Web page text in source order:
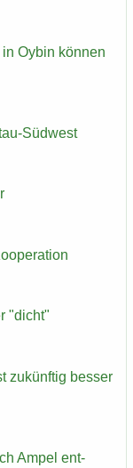
Oybin kön­nen
​Südwest
"dicht"
zu­künf­tig bes­ser
Ampel ent­